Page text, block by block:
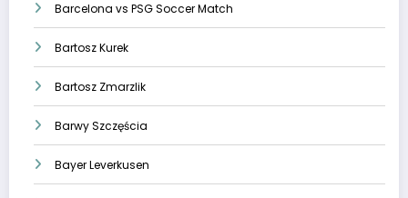
Barcelona vs PSG Soccer Match
Bartosz Kurek
Bartosz Zmarzlik
Barwy Szczęścia
Bayer Leverkusen